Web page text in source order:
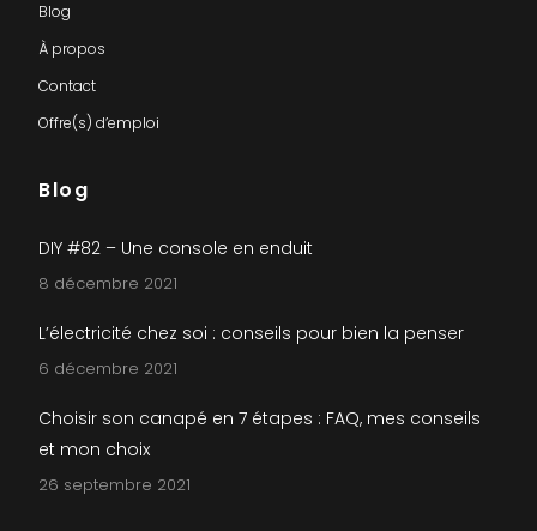
Blog
À propos
Contact
Offre(s) d’emploi
Blog
DIY #82 – Une console en enduit
8 décembre 2021
L’électricité chez soi : conseils pour bien la penser
6 décembre 2021
Choisir son canapé en 7 étapes : FAQ, mes conseils
et mon choix
26 septembre 2021